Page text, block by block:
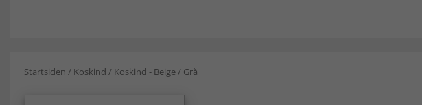
Startsiden / Koskind / Koskind - Beige / Grå